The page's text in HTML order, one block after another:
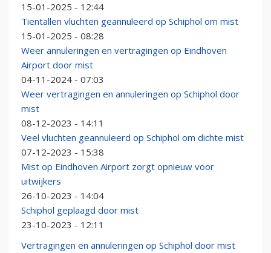
15-01-2025 - 12:44
Tientallen vluchten geannuleerd op Schiphol om mist
15-01-2025 - 08:28
Weer annuleringen en vertragingen op Eindhoven
Airport door mist
04-11-2024 - 07:03
Weer vertragingen en annuleringen op Schiphol door
mist
08-12-2023 - 14:11
Veel vluchten geannuleerd op Schiphol om dichte mist
07-12-2023 - 15:38
Mist op Eindhoven Airport zorgt opnieuw voor
uitwijkers
26-10-2023 - 14:04
Schiphol geplaagd door mist
23-10-2023 - 12:11
Vertragingen en annuleringen op Schiphol door mist